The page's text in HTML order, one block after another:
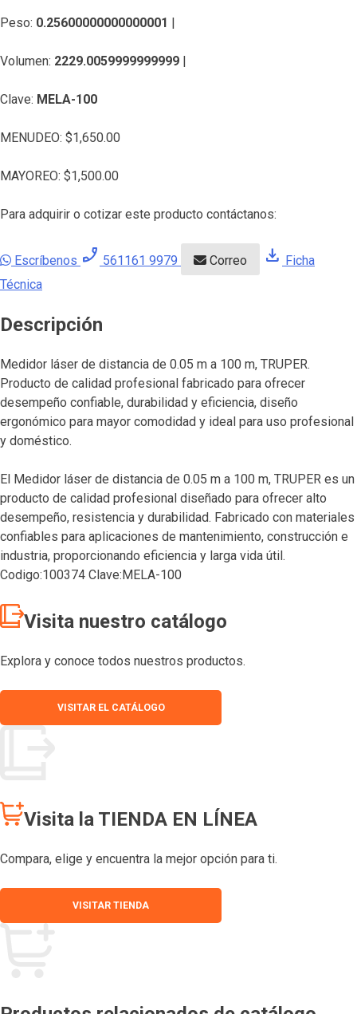
Peso: 0.25600000000000001 |
Volumen: 2229.0059999999999 |
Clave: MELA-100
MENUDEO: $1,650.00
MAYOREO: $1,500.00
Para adquirir o cotizar este producto contáctanos:
Escríbenos phone_enabled 561161 9979 Correo download Ficha
Técnica
Descripción
Medidor láser de distancia de 0.05 m a 100 m, TRUPER.
Producto de calidad profesional fabricado para ofrecer
desempeño confiable, durabilidad y eficiencia, diseño
ergonómico para mayor comodidad y ideal para uso profesional
y doméstico.
El Medidor láser de distancia de 0.05 m a 100 m, TRUPER es un
producto de calidad profesional diseñado para ofrecer alto
desempeño, resistencia y durabilidad. Fabricado con materiales
confiables para aplicaciones de mantenimiento, construcción e
industria, proporcionando eficiencia y larga vida útil.
Codigo:100374 Clave:MELA-100
Visita nuestro catálogo
Explora y conoce todos nuestros productos.
VISITAR EL CATÁLOGO
Visita la TIENDA EN LÍNEA
Compara, elige y encuentra la mejor opción para ti.
VISITAR TIENDA